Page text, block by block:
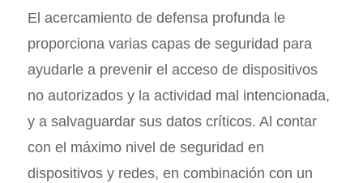
El acercamiento de defensa profunda le
proporciona varias capas de seguridad para
ayudarle a prevenir el acceso de dispositivos
no autorizados y la actividad mal intencionada,
y a salvaguardar sus datos críticos. Al contar
con el máximo nivel de seguridad en
dispositivos y redes, en combinación con un